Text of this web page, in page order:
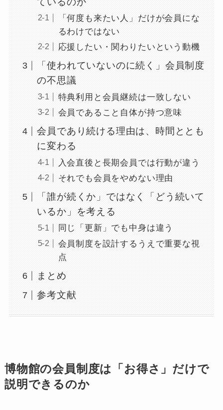
「何度も来たい人」だけが会員にな
るわけではない
応援したい・関わりたいという動機
「使われていないのに続く」会員制度
の不思議
特典利用と会員継続は一致しない
会員であること自体が持つ意味
会員であり続ける理由は、時間ととも
に変わる
入会直後と長期会員では行動が違う
それでも会員をやめない理由
「誰が続くか」ではなく「どう続いて
いるか」を考える
同じ「更新」でも中身は違う
会員制度を設計するうえで重要な視
点
まとめ
参考文献
博物館の会員制度は「お得さ」だけで
説明できるのか